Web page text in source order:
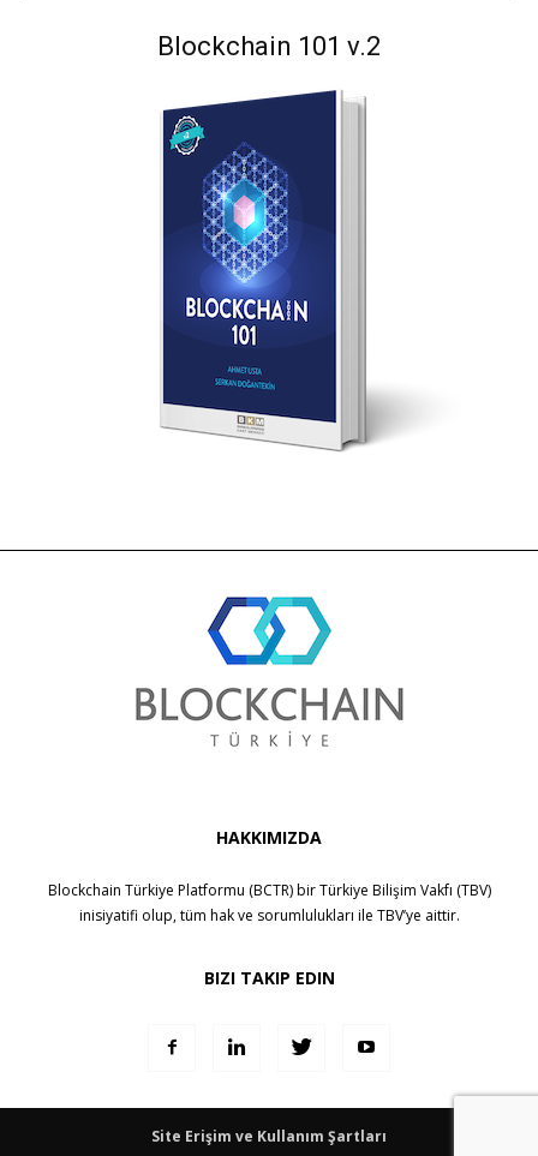
Blockchain 101 v.2
HAKKIMIZDA
Blockchain Türkiye Platformu (BCTR) birTürkiye Bilişim Vakfı (TBV)
inisiyatifi olup, tüm hak ve sorumlulukları ile TBV’ye aittir.
BIZI TAKIP EDIN
Site Erişim ve Kullanım Şartları